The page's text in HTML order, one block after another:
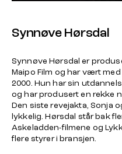
Synnøve Hørsdal
Synnøve Hørsdal er
Maipo Film og har vært
2000. Hun har sin
og har produsert en rekke
Den siste revejakta, Sonja
lykkelig. Hørsdal står bak
Askeladden-filmene og
flere styrer i bransjen.